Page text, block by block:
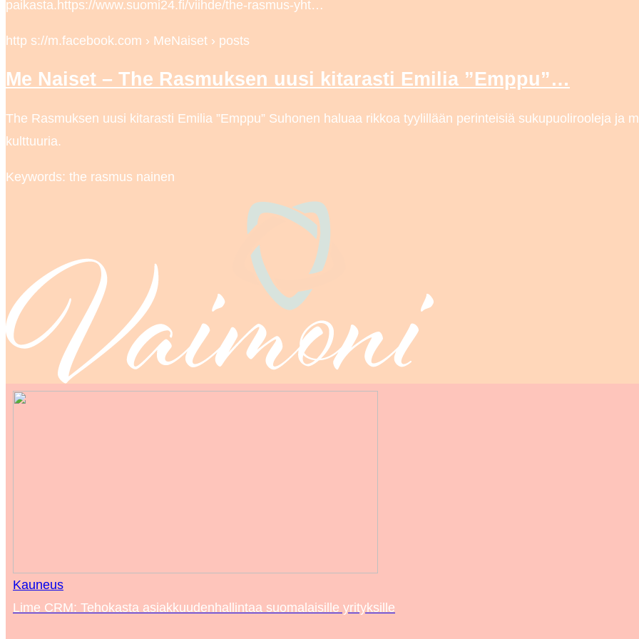
paikasta.https://www.suomi24.fi/viihde/the-rasmus-yht…
http s://m.facebook.com › MeNaiset › posts
Me Naiset – The Rasmuksen uusi kitarasti Emilia ”Emppu”…
The Rasmuksen uusi kitarasti Emilia ”Emppu” Suhonen haluaa rikkoa tyylillään perinteisiä sukupuolirooleja ja
kulttuuria.
Keywords: the rasmus nainen
Kauneus
Lime CRM: Tehokasta asiakkuudenhallintaa suomalaisille yrityksille